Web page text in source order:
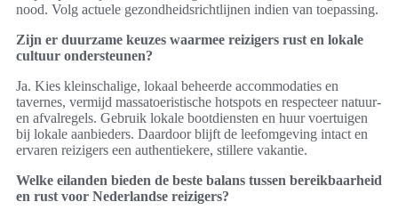
nood. Volg actuele gezondheidsrichtlijnen indien van toepassing.
Zijn er duurzame keuzes waarmee reizigers rust en lokale
cultuur ondersteunen?
Ja. Kies kleinschalige, lokaal beheerde accommodaties en
tavernes, vermijd massatoeristische hotspots en respecteer natuur-
en afvalregels. Gebruik lokale bootdiensten en huur voertuigen
bij lokale aanbieders. Daardoor blijft de leefomgeving intact en
ervaren reizigers een authentiekere, stillere vakantie.
Welke eilanden bieden de beste balans tussen bereikbaarheid
en rust voor Nederlandse reizigers?